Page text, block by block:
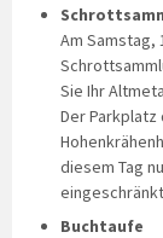
Am Samstag,
Sie Ihr
Der Parkplatz
diesem Tag
Buchtaufe